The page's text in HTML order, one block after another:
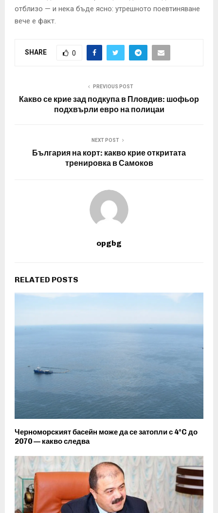
отблизо — и нека бъде ясно: утрешното поевтиняване
вече е факт.
SHARE 0
PREVIOUS POST
Какво се крие зад подкупа в Пловдив: шофьор
подхвърли евро на полицаи
NEXT POST
България на корт: какво крие откритата
тренировка в Самоков
opgbg
RELATED POSTS
Черноморският басейн може да се затопли с 4°C до
2070 — какво следва